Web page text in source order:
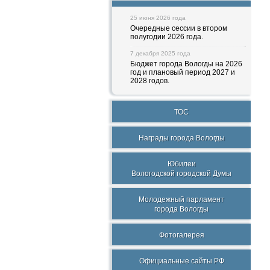
25 июня 2026 года
Очередные сессии в втором
полугодии 2026 года.
7 декабря 2025 года
Бюджет города Вологды на 2026
год и плановый период 2027 и
2028 годов.
ТОС
Награды города Вологды
Юбилеи
Вологодской городской Думы
Молодежный парламент
города Вологды
Фотогалерея
Официальные сайты РФ